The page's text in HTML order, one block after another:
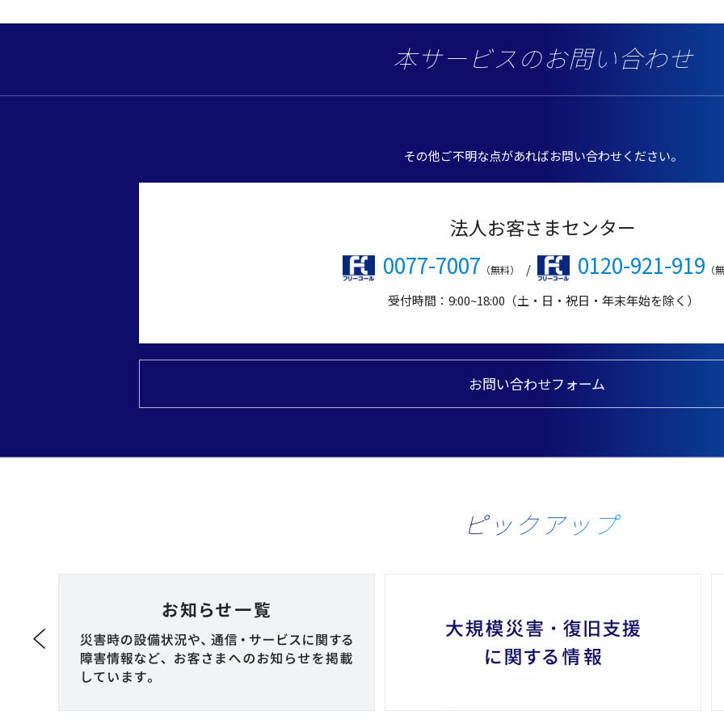
本サービスのお問い合わせ
その他ご不明な点があればお問い合わせください。
法人お客さまセンター
0077-7007 （無料） / 0120-921-919 （
受付時間：9:00~18:00（土・日・祝日・年末年始を除く）
お問い合わせフォーム
ピックアップ